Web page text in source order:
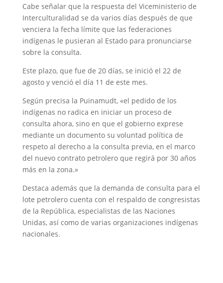
Cabe señalar que la respuesta del Viceministerio de
Interculturalidad se da varios días después de que
venciera la fecha límite que las federaciones
indígenas le pusieran al Estado para pronunciarse
sobre la consulta.
Este plazo, que fue de 20 días, se inició el 22 de
agosto y venció el día 11 de este mes.
Según precisa la Puinamudt, «el pedido de los
indígenas no radica en iniciar un proceso de
consulta ahora, sino en que el gobierno exprese
mediante un documento su voluntad política de
respeto al derecho a la consulta previa, en el marco
del nuevo contrato petrolero que regirá por 30 años
más en la zona.»
Destaca además que la demanda de consulta para el
lote petrolero cuenta con el respaldo de congresistas
de la República, especialistas de las Naciones
Unidas, así como de varias organizaciones indígenas
nacionales.